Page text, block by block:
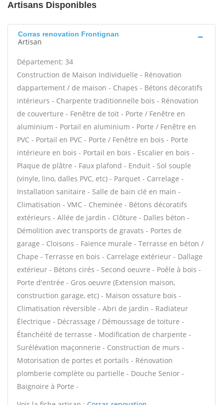
Artisans Disponibles
Corras renovation Frontignan
Artisan
Département: 34
Construction de Maison Individuelle - Rénovation
dappartement / de maison - Chapes - Bétons décoratifs
intérieurs - Charpente traditionnelle bois - Rénovation
de couverture - Fenêtre de toit - Porte / Fenêtre en
aluminium - Portail en aluminium - Porte / Fenêtre en
PVC - Portail en PVC - Porte / Fenêtre en bois - Porte
intérieure en bois - Portail en bois - Escalier en bois -
Plaque de plâtre - Faux plafond - Enduit - Sol souple
(vinyle, lino, dalles PVC, etc) - Parquet - Carrelage -
Installation sanitaire - Salle de bain clé en main -
Climatisation - VMC - Cheminée - Bétons décoratifs
extérieurs - Allée de jardin - Clôture - Dalles béton -
Démolition avec transports de gravats - Portes de
garage - Cloisons - Faïence murale - Terrasse en béton /
Chape - Terrasse en bois - Carrelage extérieur - Dallage
extérieur - Bétons cirés - Second oeuvre - Poêle à bois -
Porte d'entrée - Gros oeuvre (Extension maison,
construction garage, etc) - Maison ossature bois -
Climatisation réversible - Abri de jardin - Radiateur
Électrique - Décrassage / Démoussage de toiture -
Étanchéité de terrasse - Modification de charpente -
Surélévation maçonnerie - Construction de murs -
Motorisation de portes et portails - Rénovation
plomberie complète ou partielle - Douche Senior -
Baignoire à Porte -